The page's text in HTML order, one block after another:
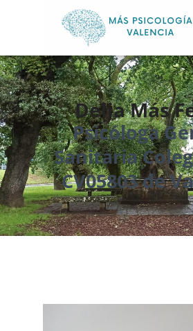
Delia Más
Psicóloga
Sanitaria
CV05803 de